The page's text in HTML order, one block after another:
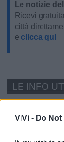
ViVi - Do
Le notizie
Ricevi
città
e clicca qui
LE INFO